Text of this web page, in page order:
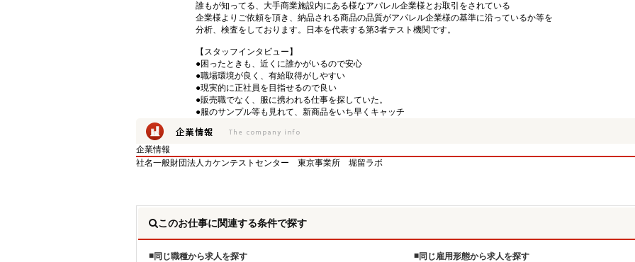
誰もが知ってる、大手商業施設内にある様なアパレル企業様とお取引をされている
企業様よりご依頼を頂き、納品される商品の品質がアパレル企業様の基準に沿っているか等を
分析、検査をしております。日本を代表する第3者テスト機関です。
【スタッフインタビュー】
●困ったときも、近くに誰かがいるので安心
●職場環境が良く、有給取得がしやすい
●現実的に正社員を目指せるので良い
●販売職でなく、服に携われる仕事を探していた。
●服のサンプル等も見れて、新商品をいち早くキャッチ
企業情報
社名一般財団法人カケンテストセンター 東京事業所 堀留ラボ
このお仕事に関連する条件で探す
同じ職種から求人を探す
同じ雇用形態から求人を探す